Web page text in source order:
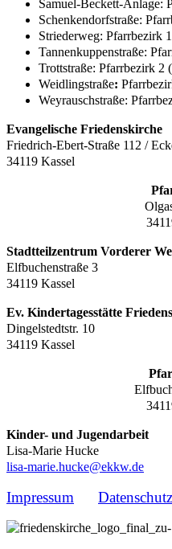
Samuel-Beckett-Anlage:
Schenkendorfstraße:
Striederweg: Pfarrbezirk
Tannenkuppenstraße:
Trottstraße: Pfarrbezirk 2 (
Weidlingstraße:
Weyrauschstraße:
Evangelische Friedenskirche
Friedrich-Ebert-Straße 112 /
34119 Kassel
Stadtteilzentrum Vorderer
Elfbuchenstraße 3
34119 Kassel
Ev. Kindertagesstätte
Dingelstedtstr. 10
34119 Kassel
Kinder- und Jugendarbeit
Lisa-Marie Hucke
lisa-marie.hucke@ekkw.de
Impressum Datenschutz